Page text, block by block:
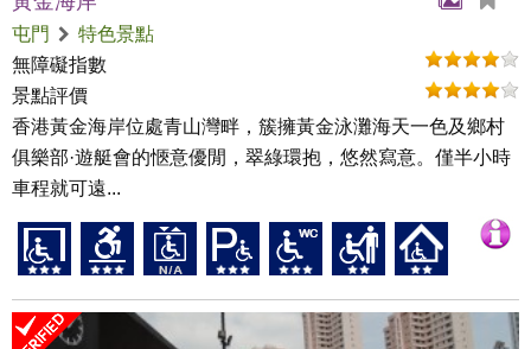
屯門
特色景點
無障礙指數
景點評價
香港黃金海岸位處青山灣畔，簇擁黃金泳灘海天一色及鄉村
俱樂部·遊艇會的愜意優閒，翠綠環抱，悠然寫意。僅半小時
車程就可遠...